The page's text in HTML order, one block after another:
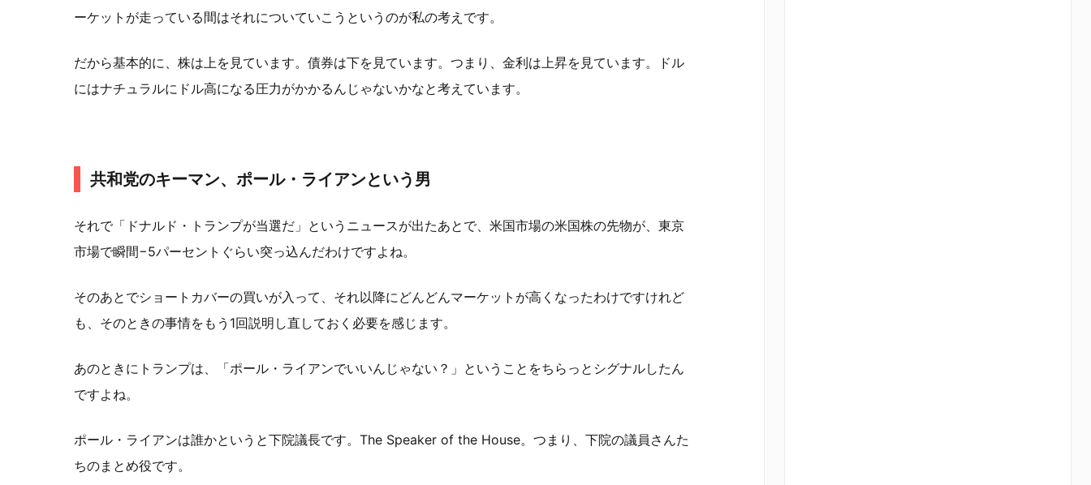
ーケットが走っている間はそれについていこうというのが私の考えです。
だから基本的に、株は上を見ています。債券は下を見ています。つまり、金利は上昇を見ています。ドル
にはナチュラルにドル高になる圧力がかかるんじゃないかなと考えています。
共和党のキーマン、ポール・ライアンという男
それで「ドナルド・トランプが当選だ」というニュースが出たあとで、米国市場の米国株の先物が、東京
市場で瞬間−5パーセントぐらい突っ込んだわけですよね。
そのあとでショートカバーの買いが入って、それ以降にどんどんマーケットが高くなったわけですけれど
も、そのときの事情をもう1回説明し直しておく必要を感じます。
あのときにトランプは、「ポール・ライアンでいいんじゃない？」ということをちらっとシグナルしたん
ですよね。
ポール・ライアンは誰かというと下院議長です。The Speaker of the House。つまり、下院の議員さんた
ちのまとめ役です。